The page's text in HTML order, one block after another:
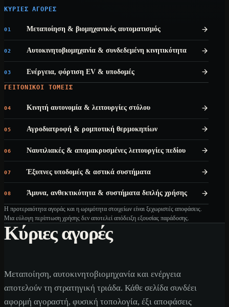
ΚΎΡΙΕΣ ΑΓΟΡΈΣ
01 Μεταποίηση & βιομηχανικός αυτοματισμός
02 Αυτοκινητοβιομηχανία & συνδεδεμένη κινητικότητα
03 Ενέργεια, φόρτιση EV & υποδομές
ΓΕΙΤΟΝΙΚΟΊ ΤΟΜΕΊΣ
04 Κινητή αυτονομία & λειτουργίες στόλου
05 Αγροδιατροφή & ρομποτική θερμοκηπίων
06 Ναυτιλιακές & απομακρυσμένες λειτουργίες πεδίου
07 Έξυπνες υποδομές & αστικά συστήματα
08 Άμυνα, ανθεκτικότητα & συστήματα διπλής χρήσης
Η προτεραιότητα αγοράς και η ωριμότητα στοιχείων είναι ξεχωριστές αποφάσεις.
Μια εύλογη περίπτωση χρήσης δεν αποτελεί απόδειξη εξουσίας παράδοσης.
Κύριες αγορές
Μεταποίηση, αυτοκινητοβιομηχανία και ενέργεια
αποτελούν τη στρατηγική τριάδα. Κάθε σελίδα συνδέει
αφορμή αγοραστή, φυσική τοπολογία, έξι αποφάσεις